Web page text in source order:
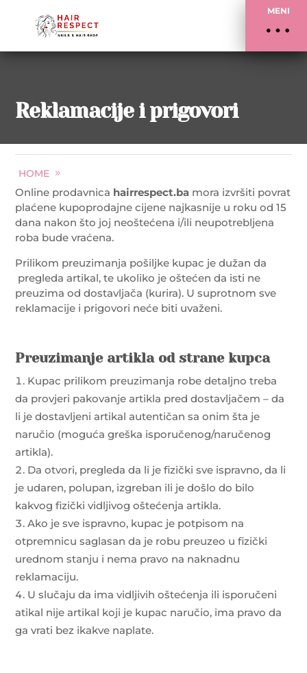
MENI
Reklamacije i prigovori
HOME
Online prodavnica hairrespect.ba mora izvršiti povrat
plaćene kupoprodajne cijene najkasnije u roku od 15
dana nakon što joj neoštećena i/ili neupotrebljena
roba bude vraćena.
Prilikom preuzimanja pošiljke kupac je dužan da
pregleda artikal, te ukoliko je oštećen da isti ne
preuzima od dostavljača (kurira). U suprotnom sve
reklamacije i prigovori neće biti uvaženi.
Preuzimanje artikla od strane kupca
Kupac prilikom preuzimanja robe detaljno treba
da provjeri pakovanje artikla pred dostavljačem – da
li je dostavljeni artikal autentičan sa onim šta je
naručio (moguća greška isporučenog/naručenog
artikla).
Da otvori, pregleda da li je fizički sve ispravno, da li
je udaren, polupan, izgreban ili je došlo do bilo
kakvog fizički vidljivog oštećenja artikla.
Ako je sve ispravno, kupac je potpisom na
otpremnicu saglasan da je robu preuzeo u fizički
urednom stanju i nema pravo na naknadnu
reklamaciju.
U slučaju da ima vidljivih oštećenja ili isporučeni
atikal nije artikal koji je kupac naručio, ima pravo da
ga vrati bez ikakve naplate.